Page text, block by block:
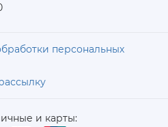
персональных
и карты: